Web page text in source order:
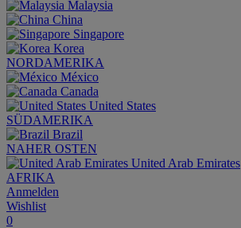
Malaysia
China
Singapore
Korea
NORDAMERIKA
México
Canada
United States
SÜDAMERIKA
Brazil
NAHER OSTEN
United Arab Emirates
AFRIKA
Anmelden
Wishlist
0